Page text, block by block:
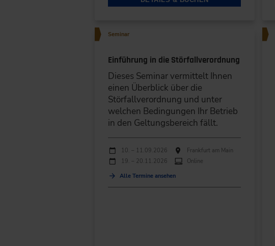
Seminar
Einführung in die Störfallverordnung
Dieses Seminar vermittelt Ihnen
einen Überblick über die
Störfallverordnung und unter
welchen Bedingungen Ihr Betrieb
in den Geltungsbereich fällt.
Durchführungen
Veranstaltungsdatum Veranstaltungsort
10. – 11.09.2026
Frankfurt am Main
19. – 20.11.2026
Online
Alle Termine ansehen